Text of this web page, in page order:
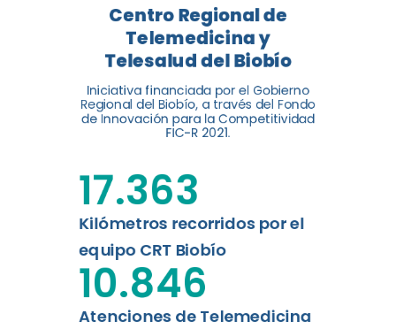
El Centro Regional de
Telemedicina y Telesalud del
Biobío presenta el balance de
tres años acercando la salud
digital a los habitantes...
Leer más
Centro Regional de
Telemedicina y
Telesalud del Biobío
Iniciativa financiada por el Gobierno
Regional del Biobío, a través del Fondo
de Innovación para la Competitividad
FIC-R 2021.
Kilómetros recorridos por el
equipo CRT Biobío
17.363
Atenciones de Telemedicina
10.846